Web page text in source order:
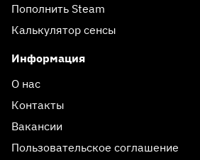
Пополнить Steam
Калькулятор сенсы
Информация
О нас
Контакты
Вакансии
Пользовательское соглашение